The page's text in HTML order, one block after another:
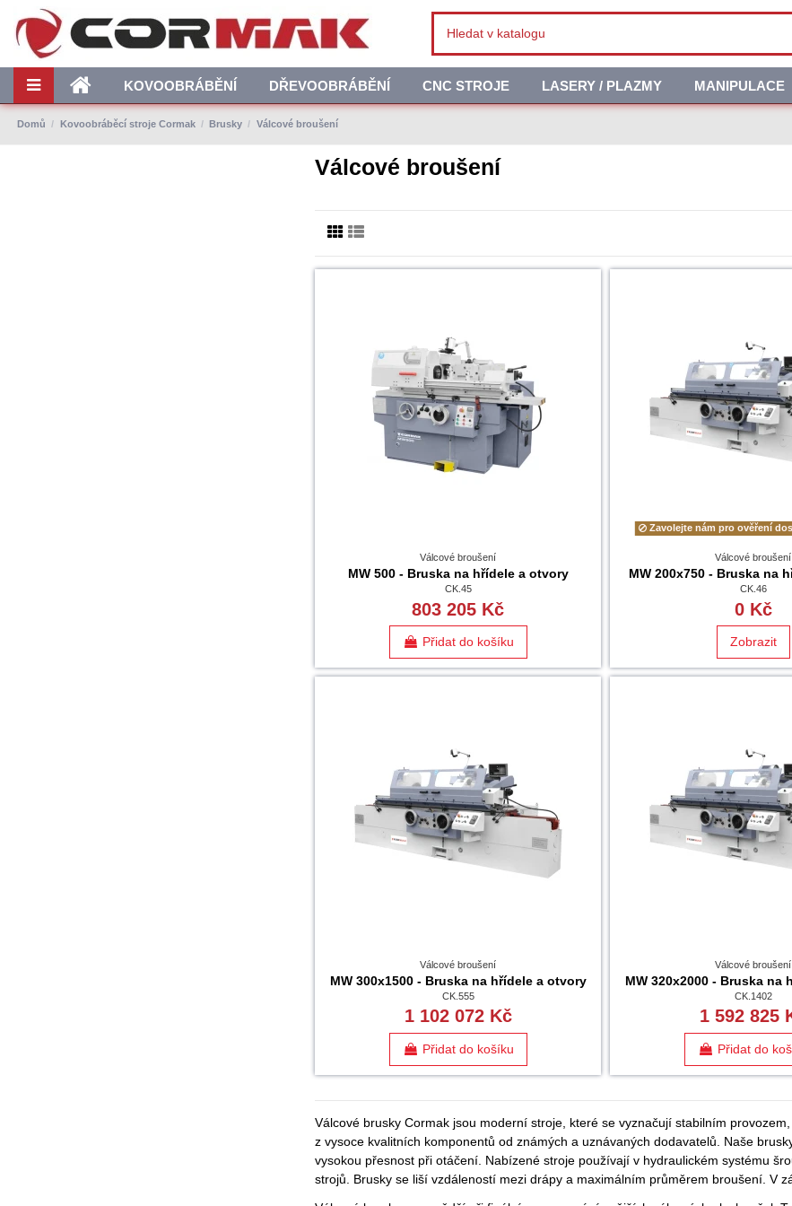
KOVOOBRÁBĚNÍ DŘEVOOBRÁBĚNÍ CNC STROJE LASERY / PLAZMY MANIPULACE
Domů Kovoobráběcí stroje Cormak Brusky Válcové broušení
Válcové broušení
Válcové broušení
MW 500 - Bruska na hřídele a otvory
CK.45
803 205 Kč
Přidat do košíku
Zavolejte nám pro ověření
Válcové broušení
MW 200x750 - Bruska na
CK.46
0 Kč
Zobrazit
Válcové broušení
MW 300x1500 - Bruska na hřídele a otvory
CK.555
1 102 072 Kč
Přidat do košíku
Válcové broušení
MW 320x2000 - Bruska na
CK.1402
1 592 825
Přidat do
Válcové brusky Cormak jsou moderní stroje, které se vyznačují stabilním
z vysoce kvalitních komponentů od známých a uznávaných dodavatelů. Naše
vysokou přesnost při otáčení. Nabízené stroje používají v hydraulickém systému
strojů. Brusky se liší vzdáleností mezi drápy a maximálním průměrem broušení. V